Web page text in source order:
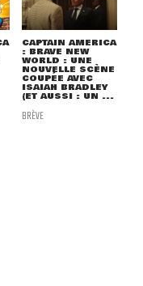
CAPTAIN AMERICA
: BRAVE NEW
WORLD : UNE
NOUVELLE SCÈNE
COUPÉE AVEC
ISAIAH BRADLEY
(ET AUSSI : UN ...
BRÈVE